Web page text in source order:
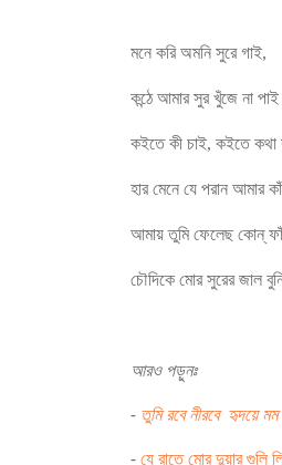
মনে করি অমনি সুরে গাই,
কন্ঠে আমার সুর খুঁজে না
কইতে কী চাই, কইতে কথা
হার মেনে যে পরান আমার
আমায় তুমি ফেলেছ কোন্
চৌদিকে মোর সুরের জাল
আরও পড়ুনঃ
- তুমি রবে নীরবে হৃদয়ে মম
-যে রাতে মোর দুয়ার গুলি